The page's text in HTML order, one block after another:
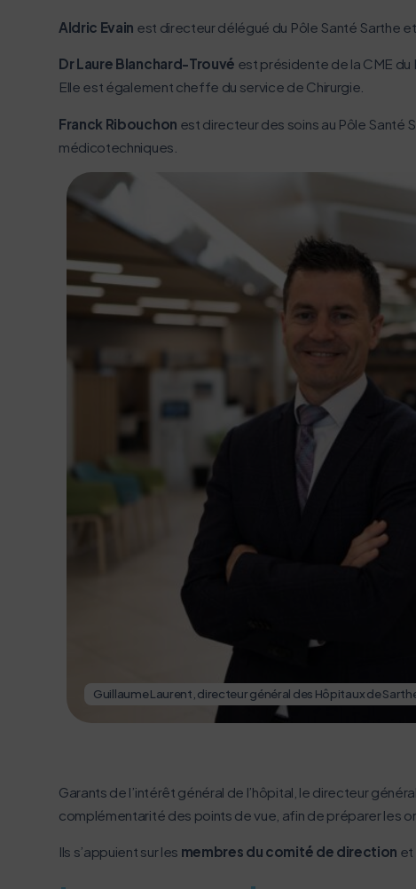
Aldric Evain est directeur délégué du Pôle Santé Sarthe
Dr Laure Blanchard-Trouvé est présidente de la CME
Elle est également cheffe du service de Chirurgie.
Franck Ribouchon est directeur des soins au Pôle Santé
médicotechniques.
Guillaume Laurent, directeur général des Hôpitaux de
Garants de l’intérêt général de l’hôpital, le directeur
complémentarité des points de vue, afin de préparer les
Ils s’appuient sur les membres du comité de direction et